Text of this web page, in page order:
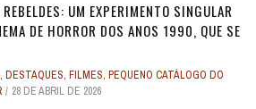
UM EXPERIMENTO SINGULAR
DE HORROR DOS ANOS 1990, QUE SE
, DESTAQUES, FILMES, PEQUENO CATÁLOGO DO
28 DE ABRIL DE 2026